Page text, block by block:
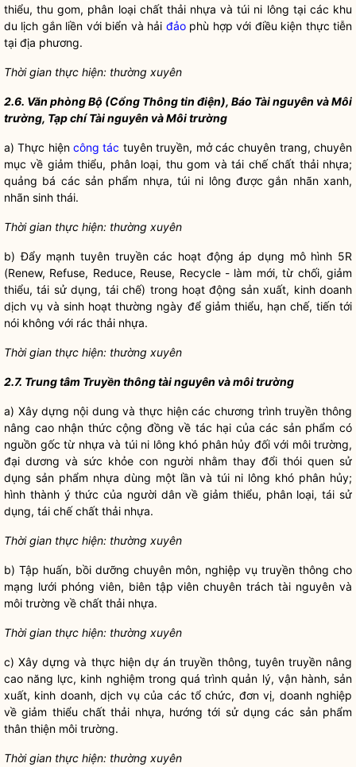
thiểu, thu gom, phân loại chất thải nhựa và túi ni lông tại các khu
du lịch gắn liền với biển và hải đảophù hợp với điều kiện thực tiễn
tại địa phương.
Thời gian thực hiện: thường xuyên
2.6. Văn phòng Bộ (Cổng Thông tin điện), Báo Tài nguyên và Môi
trường, Tạp chí Tài nguyên và Môi trường
a) Thực hiệncông tác tuyên truyền, mở các chuyên trang, chuyên
mục về giảm thiểu, phân loại, thu gom và tái chế chất thải nhựa;
quảng bá các sản phẩm nhựa, túi ni lông được gắn nhãn xanh,
nhãn sinh thái.
Thời gian thực hiện: thường xuyên
b) Đẩy mạnh tuyên truyền các hoạt động áp dụng mô hình 5R
(Renew, Refuse, Reduce, Reuse, Recycle - làm mới, từ chối, giảm
thiểu, tái sử dụng, tái chế) trong hoạt động sản xuất, kinh doanh
dịch vụ và sinh hoạt thường ngày để giảm thiểu, hạn chế, tiến tới
nói không với rác thải nhựa.
Thời gian thực hiện: thường xuyên
2.7. Trung tâm Truyền thông tài nguyên và môi trường
a) Xây dựng nội dung và thực hiện các chương trình truyền thông
nâng cao nhận thức cộng đồng về tác hại của các sản phẩm có
nguồn gốc từ nhựa và túi ni lông khó phân hủy đối với môi trường,
đại dương và sức khỏe con người nhằm thay đổi thói quen sử
dụng sản phẩm nhựa dùng một lần và túi ni lông khó phân hủy;
hình thành ý thức của người dân về giảm thiểu, phân loại, tái sử
dụng, tái chế chất thải nhựa.
Thời gian thực hiện: thường xuyên
b) Tập huấn, bồi dưỡng chuyên môn, nghiệp vụ truyền thông cho
mạng lưới phóng viên, biên tập viên chuyên trách tài nguyên và
môi trường về chất thải nhựa.
Thời gian thực hiện: thường xuyên
c) Xây dựng và thực hiện dự án truyền thông, tuyên truyền nâng
cao năng lực, kinh nghiệm trong quá trình quản lý, vận hành, sản
xuất, kinh doanh, dịch vụ của các tổ chức, đơn vị, doanh nghiệp
về giảm thiểu chất thải nhựa, hướng tới sử dụng các sản phẩm
thân thiện môi trường.
Thời gian thực hiện: thường xuyên